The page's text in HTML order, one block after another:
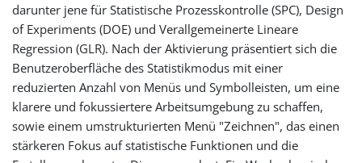
darunter jene für Statistische Prozesskontrolle (SPC), Design
of Experiments (DOE) und Verallgemeinerte Lineare
Regression (GLR). Nach der Aktivierung präsentiert sich die
Benutzeroberfläche des Statistikmodus mit einer
reduzierten Anzahl von Menüs und Symbolleisten, um eine
klarere und fokussiertere Arbeitsumgebung zu schaffen,
sowie einem umstrukturierten Menü "Zeichnen", das einen
stärkeren Fokus auf statistische Funktionen und die